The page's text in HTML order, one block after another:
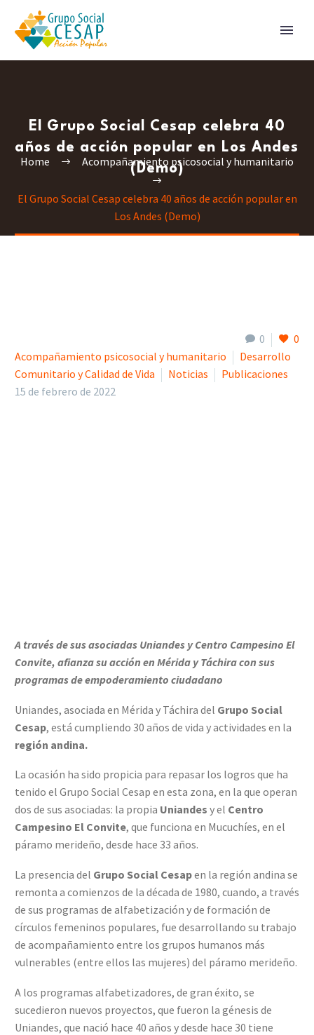
El Grupo Social Cesap celebra 40
años de acción popular en Los Andes
(Demo)
Home Acompañamiento psicosocial y humanitario
El Grupo Social Cesap celebra 40 años de acción popular en
Los Andes (Demo)
0
0
Acompañamiento psicosocial y humanitario
Desarrollo
Comunitario y Calidad de Vida
Noticias
Publicaciones
15 de febrero de 2022
A través de sus asociadas Uniandes y Centro Campesino El
Convite, afianza su acción en Mérida y Táchira con sus
programas de empoderamiento ciudadano
Uniandes, asociada en Mérida y Táchira del Grupo Social
Cesap, está cumpliendo 30 años de vida y actividades en la
región andina.
La ocasión ha sido propicia para repasar los logros que ha
tenido el Grupo Social Cesap en esta zona, en la que operan
dos de sus asociadas: la propia Uniandes y el Centro
Campesino El Convite, que funciona en Mucuchíes, en el
páramo merideño, desde hace 33 años.
La presencia del Grupo Social Cesapen la región andina se
remonta a comienzos de la década de 1980, cuando, a través
de sus programas de alfabetización y de formación de
círculos femeninos populares, fue desarrollando su trabajo
de acompañamiento entre los grupos humanos más
vulnerables (entre ellos las mujeres) del páramo merideño.
A los programas alfabetizadores, de gran éxito, se
sucedieron nuevos proyectos, que fueron la génesis de
Uniandes, que nació hace 40 años y desde hace 30 tiene